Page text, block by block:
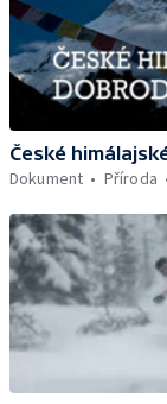
České
Dokument
Příroda